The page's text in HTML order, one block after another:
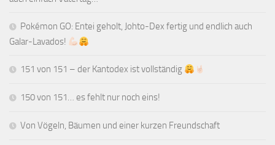
Pokémon GO: Entei geholt, Johto-Dex fertig und endlich auch
Galar-Lavados!
151 von 151 – der Kantodex ist vollständig
150 von 151… es fehlt nur noch eins!
Von Vögeln, Bäumen und einer kurzen Freundschaft